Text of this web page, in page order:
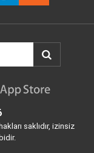
saklıdır, izinsiz